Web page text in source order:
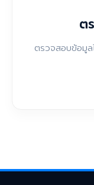
ต
ตรวจสอบข้อมู